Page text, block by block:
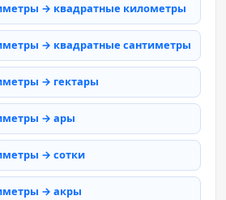
→ квадратные километры
→ квадратные сантиметры
→ гектары
→ ары
→ сотки
→ акры